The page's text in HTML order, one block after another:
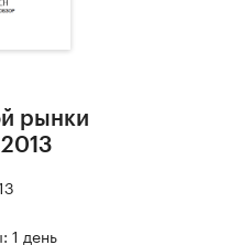
рынки
1 день